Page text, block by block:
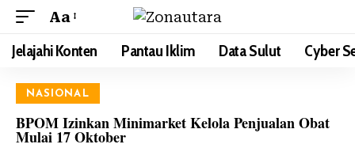
Aa
Jelajahi Konten Pantau Iklim Data Sulut Cyber
NASIONAL
BPOM Izinkan Minimarket Kelola Penjualan Obat
Mulai 17 Oktober